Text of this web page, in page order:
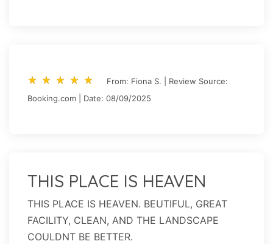
star_rate star_rate star_rate star_rate star_rate
star_rate star_rate star_rate star_rate star_rate
From: Fiona S. | Review Source:
Booking.com | Date: 08/09/2025
THIS PLACE IS HEAVEN
THIS PLACE IS HEAVEN. BEUTIFUL, GREAT
FACILITY, CLEAN, AND THE LANDSCAPE
COULDNT BE BETTER.